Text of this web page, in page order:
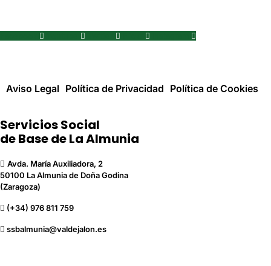
Aviso Legal Política de Privacidad Política de Cookies
Servicios Social
de Base de La Almunia
Avda. María Auxiliadora, 2
50100 La Almunia de Doña Godina
(Zaragoza)
(+34) 976 811 759
ssbalmunia@valdejalon.es